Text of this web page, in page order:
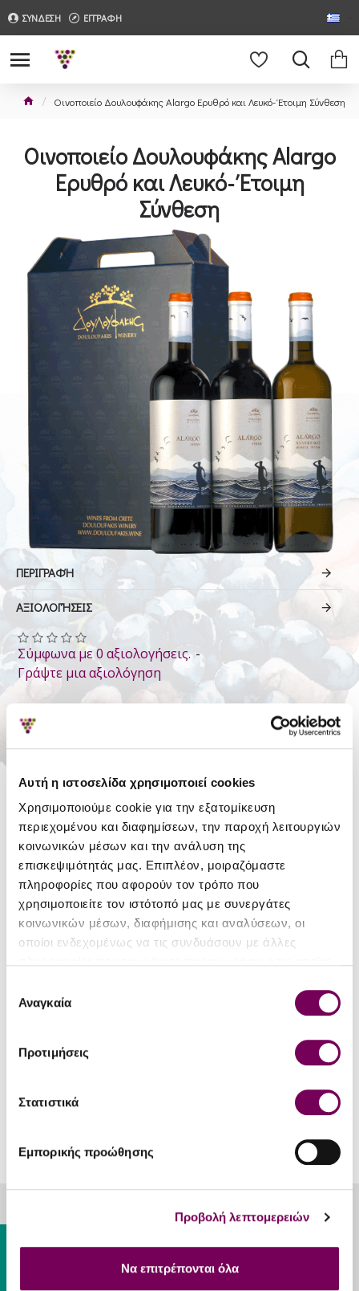
Αυτή η ιστοσελίδα χρησιμοποιεί cookies
Χρησιμοποιούμε cookie για την εξατομίκευση
περιεχομένου και διαφημίσεων, την παροχή λειτουργιών
κοινωνικών μέσων και την ανάλυση της
επισκεψιμότητάς μας. Επιπλέον, μοιραζόμαστε
πληροφορίες που αφορούν τον τρόπο που
χρησιμοποιείτε τον ιστότοπό μας με συνεργάτες
κοινωνικών μέσων, διαφήμισης και αναλύσεων, οι
οποίοι ενδεχομένως να τις συνδυάσουν με άλλες
των υπηρεσιών τους.
συγκατάθεσης
Αναγκαία
Προτιμήσεις
Στατιστικά
Εμπορικής προώθησης
Προβολή λεπτομερειών
Να επιτρέπονται όλα
ΣΥΝΔΕΣΗ ΕΓΓΡΑΦΗ
Οινοποιείο Δουλουφάκης Alargo Ερυθρό και Λευκό- Έτοιμη Σύνθεση
Οινοποιείο Δουλουφάκης Alargo
Ερυθρό και Λευκό- Έτοιμη
Σύνθεση
ΠΕΡΙΓΡΑΦΉ
ΑΞΙΟΛΟΓΉΣΕΙΣ
Απόθεμα:
Διαθέσιμο
Κερδίζετε Σταφύλια:
Δουλουφάκης
Σύμφωνα με 0 αξιολογήσεις. -
Γράψτε μια αξιολόγηση
40.00€
Χωρίς ΦΠΑ: 32.26€
ΑΓΟΡΆ
3
ΊΣΩΣ ΣΑΣ ΑΡΈΣΟΥΝ